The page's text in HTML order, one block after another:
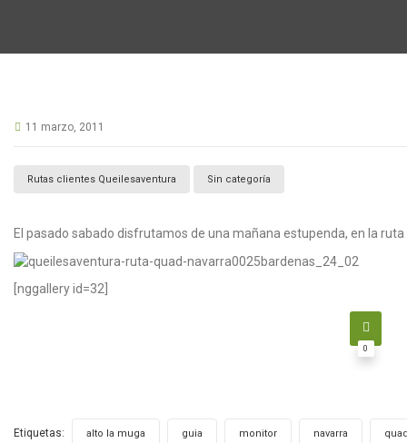
11 marzo, 2011
Rutas clientes Queilesaventura Sin categoría
El pasado sabado disfrutamos de una mañana estupenda, en la
[nggallery id=32]
0
Etiquetas: alto la muga guia monitor navarra